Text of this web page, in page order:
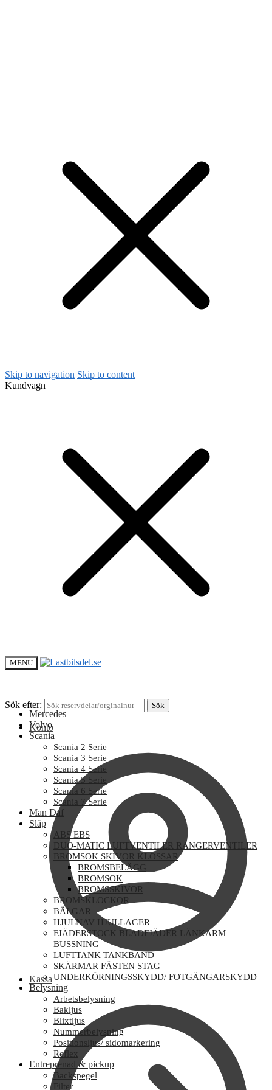
Skip to navigation Skip to content
Kundvagn
MENU
Sök efter: Sök
Konto
Kassa
Mercedes
Volvo
Scania
Scania 2 Serie
Scania 3 Serie
Scania 4 Serie
Scania 5 Serie
Scania 6 Serie
Scania 7 Serie
Man Daf
Släp
ABS EBS
DUO-MATIC LUFTVENTILER RANGERVENTILER
BROMSOK SKIVOR KLOSSAR
BROMSBELÄGG
BROMSOK
BROMSSKIVOR
BROMSKLOCKOR
BÄLGAR
HJULNAV HJULLAGER
FJÄDERSTOCK BLADFJÄDER LÄNKARM
BUSSNING
LUFTTANK TANKBAND
SKÄRMAR FÄSTEN STAG
UNDERKÖRNINGSSKYDD/ FOTGÄNGARSKYDD
Belysning
Arbetsbelysning
Bakljus
Blixtljus
Nummerbelysning
Positionsljus/ sidomarkering
Reflex
Entreprenad & pickup
Backspegel
Filter